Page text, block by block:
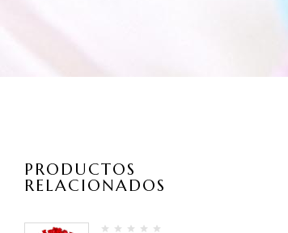
PRODUCTOS
RELACIONADOS